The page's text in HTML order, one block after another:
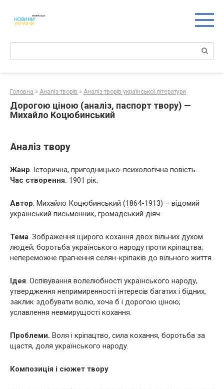
контенту
Поиск:
Головна » Аналіз творів » Аналіз творів української літератури
Дорогою ціною (аналіз, паспорт твору) —
Михайло Коцюбинський
Аналіз твору
Жанр. Історична, пригодницько-психологічна повість.
Час створення. 1901 рік.
Автор. Михайло Коцюбинський (1864-1913) – відомий
український письменник, громадський діяч.
Тема. Зображення щирого кохання двох вільних духом
людей; боротьба українського народу проти кріпацтва;
непереможне прагнення селян-кріпаків до вільного життя.
Ідея. Оспівування волелюбності українського народу,
утвердження непримиренності інтересів багатих і бідних,
заклик здобувати волю, хоча б і дорогою ціною;
уславлення невмирущості кохання.
Проблеми. Воля і кріпацтво, сила кохання, боротьба за
щастя, доля українського народу.
Композиція і сюжет твору